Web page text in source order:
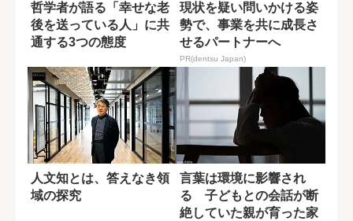
哲学者が語る「幸せな老
後を送っている人」に共
通する3つの態度
現状を疑い問いかける姿
勢で、事業を共に成長さ
せるパートナーへ
PR(dentsu Japan)
人文知とは、答えなき領
域の探究
言葉は環境に影響され
る 子どもとの会話が断
絶していた親が育った家